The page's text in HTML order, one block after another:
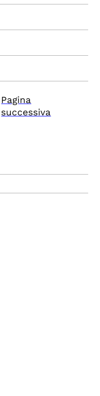
Pagina
successiva